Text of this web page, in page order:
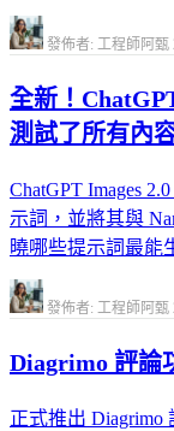
發佈者: 工程師阿甄
全新！
測試了所有內
ChatGPT Images
示詞，並將其與
曉哪些提示詞最能
發佈者: 工程師阿甄
Diagrimo 評論
正式推出 Diagrimo